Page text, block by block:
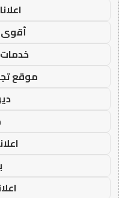
أقوى
خدمات
موقع